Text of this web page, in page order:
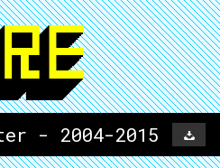
- 2004-2015